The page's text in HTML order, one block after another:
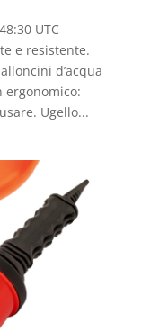
UTC –
e resistente.
d’acqua
ergonomico:
Ugello...